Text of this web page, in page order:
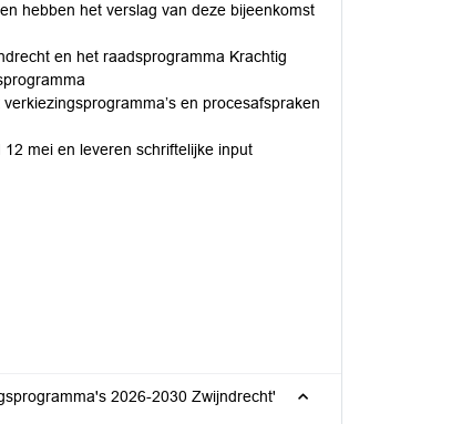
hebben het verslag van deze bijeenkomst
en het raadsprogramma Krachtig
en procesafspraken
mei en leveren schriftelijke input
2026-2030 Zwijndrecht'